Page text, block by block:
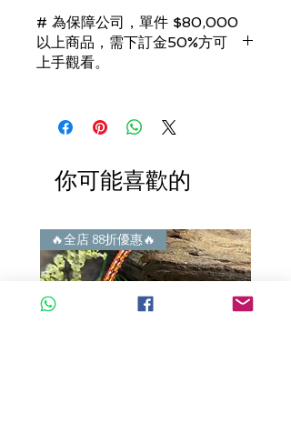
真鑽。
i) 成色足。冇鍍金！冇包金！冇假金！
3) 顧客所花費一分一毫全部都是珠寶本
身應有價值。
4) 世襲經營，經驗豐富。不是學院派，
# 為保障公司，單件 $80,000
以上商品，需下訂金50%方可
上手觀看。
（訂金只接受 現金 或 信用卡）
你可能喜歡的
🔥全店 88折優惠🔥